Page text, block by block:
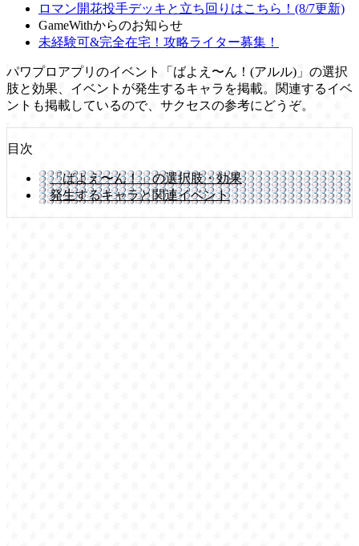
ロマン開花投手デッキと立ち回りはこちら！(8/7更新)
GameWithからのお知らせ
未経験可&完全在宅！攻略ライター募集！
パワプロアプリのイベント「ばよえ〜ん！(アルル)」の選択
肢と効果、イベントが発生するキャラを掲載。関連するイベ
ントも掲載しているので、サクセスの参考にどうぞ。
目次
「ばよえ〜ん！」の選択肢・効果
発生するキャラと関連イベント